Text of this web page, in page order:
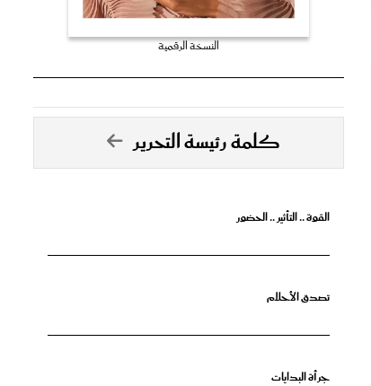
النسخة الرقمية
كلمة رئيسة التحرير
القوة .. التأثير .. الحضور
تصدق الأحلام
جرأة البدايات